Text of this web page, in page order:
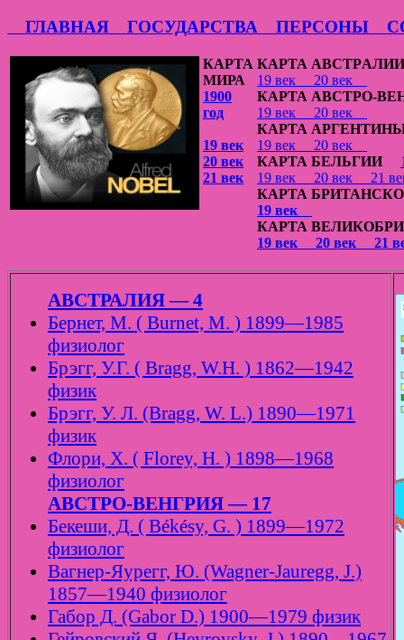
ГЛАВНАЯ ГОСУДАРСТВА ПЕРСОНЫ
КАРТА
МИРА
1900
год
19 век
20 век
21 век
КАРТА
19 век 20 век
КАРТА АВСТРО-
19 век 20 век
КАРТА
19 век 20 век
КАРТА БЕЛЬГИИ
19 век 20 век 21
КАРТА
19 век
КАРТА
19 век 20 век 21
АВСТРАЛИЯ — 4
Бернет, М. ( Burnet, M. ) 1899—1985
физиолог
Брэгг, У.Г. ( Bragg, W.H. ) 1862—1942
физик
Брэгг, У. Л. (Bragg, W. L.) 1890—1971
физик
Флори, Х. ( Florey, H. ) 1898—1968
физиолог
АВСТРО-ВЕНГРИЯ — 17
Бекеши, Д. ( Békésy, G. ) 1899—1972
физиолог
Вагнер-Яурегг, Ю. (Wagner-Jauregg, J.)
1857—1940 физиолог
Габор Д. (Gabor D.) 1900—1979 физик